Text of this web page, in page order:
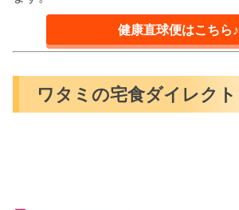
健康直球便はこちら♪
ワタミの宅食ダイレクト